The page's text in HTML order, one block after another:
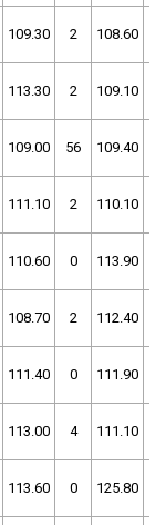
109.30 2 108.60
113.30 2 109.10
109.00 56 109.40
111.10 2 110.10
110.60 0 113.90
108.70 2 112.40
111.40 0 111.90
113.00 4 111.10
113.60 0 125.80